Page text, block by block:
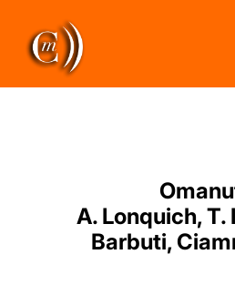
A. Lonquich, T.
Barbuti,